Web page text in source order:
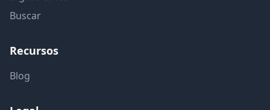
Buscar
Recursos
Blog